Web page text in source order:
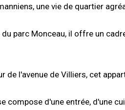
une vie de quartier
parc Monceau, il offre un
de l'avenue de Villiers, cet
compose d'une entrée, d'une